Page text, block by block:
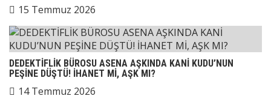
15 Temmuz 2026
DEDEKTİFLİK BÜROSU ASENA AŞKINDA KANİ KUDU’NUN
PEŞİNE DÜŞTÜ! İHANET Mİ, AŞK MI?
14 Temmuz 2026